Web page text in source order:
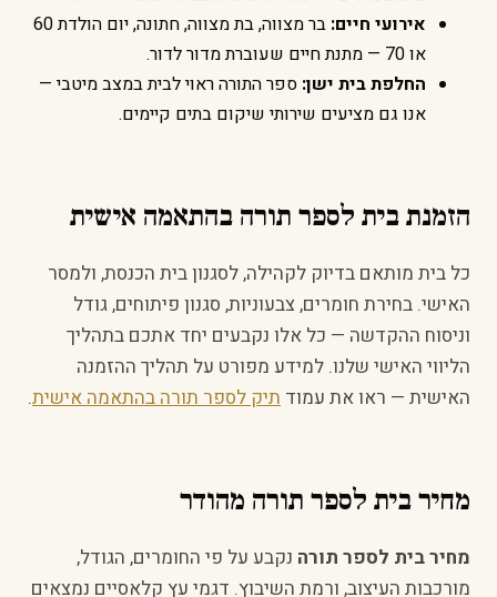
אירועי חיים:
בר מצווה, בת מצווה, חתונה, יום הולדת 60
או 70 — מתנת חיים שעוברת מדור לדור.
החלפת בית ישן: ספר התורה ראוי לבית במצב מיטבי —
אנו גם מציעים שירותי שיקום בתים קיימים.
הזמנת בית לספר תורה בהתאמה אישית
כל בית מותאם בדיוק לקהילה, לסגנון בית הכנסת, ולמסר
האישי. בחירת חומרים, צבעוניות, סגנון פיתוחים, גודל
וניסוח ההקדשה — כל אלו נקבעים יחד אתכם בתהליך
הליווי האישי שלנו. למידע מפורט על תהליך ההזמנה
האישית — ראו את עמוד תיק לספר תורה בהתאמה אישית.
מחיר בית לספר תורה מהודר
מחיר בית לספר תורה נקבע על פי החומרים, הגודל,
מורכבות העיצוב, ורמת השיבוץ. דגמי עץ קלאסיים נמצאים